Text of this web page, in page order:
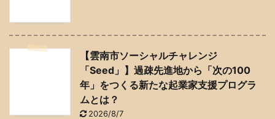
【雲南市ソーシャルチャレンジ
「Seed」】過疎先進地から「次の100
年」をつくる新たな起業家支援プログラ
ムとは？
2026/8/7